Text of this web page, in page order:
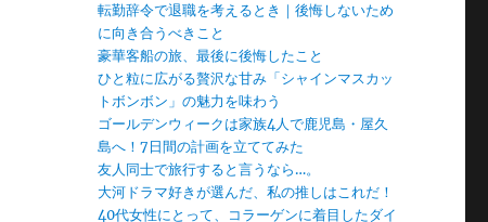
転勤辞令で退職を考えるとき｜後悔しないため
に向き合うべきこと
豪華客船の旅、最後に後悔したこと
ひと粒に広がる贅沢な甘み「シャインマスカッ
トボンボン」の魅力を味わう
ゴールデンウィークは家族4人で鹿児島・屋久
島へ！7日間の計画を立ててみた
友人同士で旅行すると言うなら…。
大河ドラマ好きが選んだ、私の推しはこれだ！
40代女性にとって、コラーゲンに着目したダイ